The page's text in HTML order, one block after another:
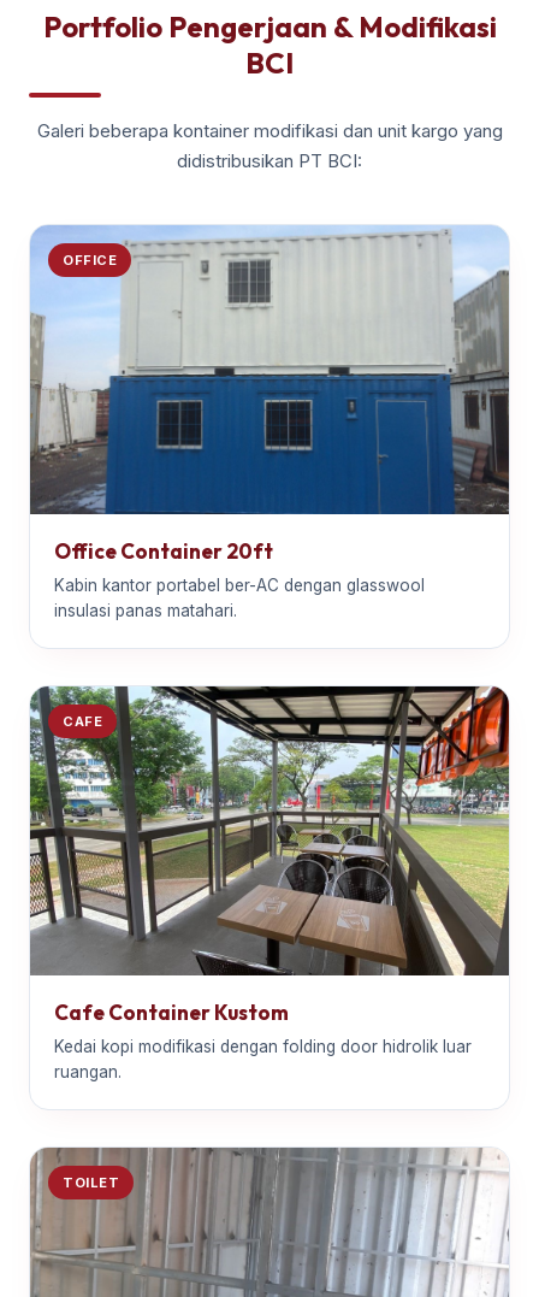
Portfolio Pengerjaan & Modifikasi
BCI
Galeri beberapa kontainer modifikasi dan unit kargo yang
didistribusikan PT BCI:
OFFICE
Office Container 20ft
Kabin kantor portabel ber-AC dengan glasswool
insulasi panas matahari.
CAFE
Cafe Container Kustom
Kedai kopi modifikasi dengan folding door hidrolik luar
ruangan.
TOILET